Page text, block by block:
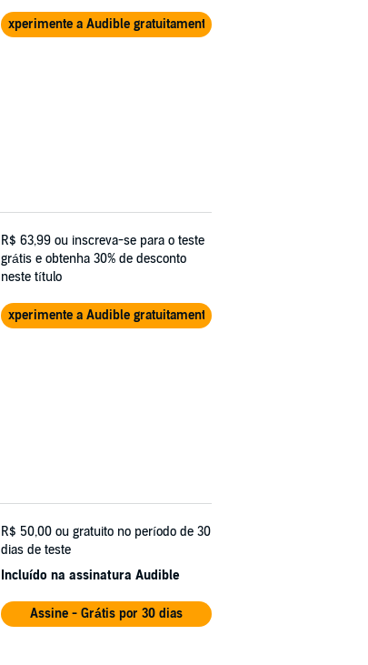
Experimente a Audible gratuitamente
R$ 63,99 ou inscreva-se para o teste
grátis e obtenha 30% de desconto
neste título
Experimente a Audible gratuitamente
R$ 50,00 ou gratuito no período de 30
dias de teste
Incluído na assinatura Audible
Assine - Grátis por 30 dias